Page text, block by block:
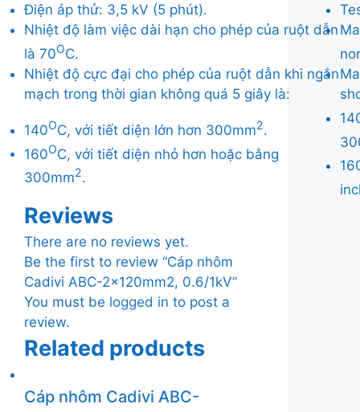
Điện áp thử: 3,5 kV (5 phút).
Nhiệt độ làm việc dài hạn cho phép của ruột dẫn
là 70OC.
Nhiệt độ cực đại cho phép của ruột dẫn khi ngắn
mạch trong thời gian không quá 5 giây là:
140OC, với tiết diện lớn hơn 300mm2.
160OC, với tiết diện nhỏ hơn hoặc bằng
300mm2.
Reviews
There are no reviews yet.
Be the first to review “Cáp nhôm
Cadivi ABC-2x120mm2, 0.6/1kV”
You must be logged in to post a
review.
Related products
Cáp nhôm Cadivi ABC-